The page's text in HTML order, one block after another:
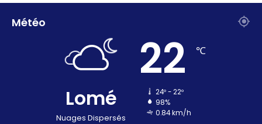
Météo
Lomé
Nuages Dispersés
22 ℃
24º - 22º
98%
0.84 km/h